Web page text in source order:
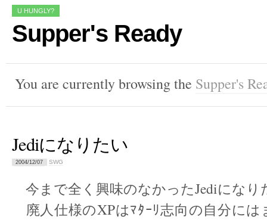
U HUNGLY?
Supper's Ready
You are currently browsing the Supper's
Jediになりたい
2004/12/07 SWG
今まで全く興味のなかったJediになり
廃人仕様のXPはﾏﾀｰﾘ志向の自分に